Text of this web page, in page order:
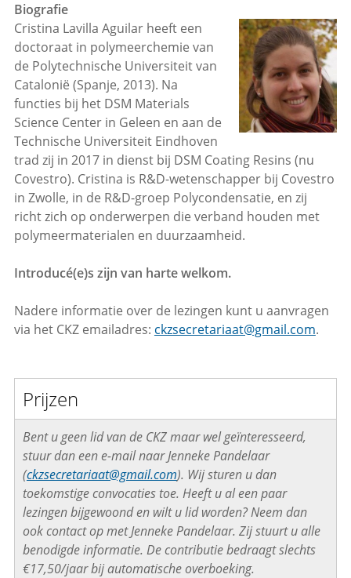
Biografie
Cristina Lavilla Aguilar heeft een
doctoraat in polymeerchemie van
de Polytechnische Universiteit van
Catalonië (Spanje, 2013). Na
functies bij het DSM Materials
Science Center in Geleen en aan de
Technische Universiteit Eindhoven
trad zij in 2017 in dienst bij DSM Coating Resins (nu
Covestro). Cristina is R&D-wetenschapper bij Covestro
in Zwolle, in de R&D-groep Polycondensatie, en zij
richt zich op onderwerpen die verband houden met
polymeermaterialen en duurzaamheid.
Introducé(e)s zijn van harte welkom.
Nadere informatie over de lezingen kunt u aanvragen
via het CKZ emailadres: ckzsecretariaat@gmail.com.
Prijzen
Bent u geen lid van de CKZ maar wel geïnteresseerd,
stuur dan een e-mail naar Jenneke Pandelaar
(ckzsecretariaat@gmail.com). Wij sturen u dan
toekomstige convocaties toe. Heeft u al een paar
lezingen bijgewoond en wilt u lid worden? Neem dan
ook contact op met Jenneke Pandelaar. Zij stuurt u alle
benodigde informatie. De contributie bedraagt slechts
€17,50/jaar bij automatische overboeking.